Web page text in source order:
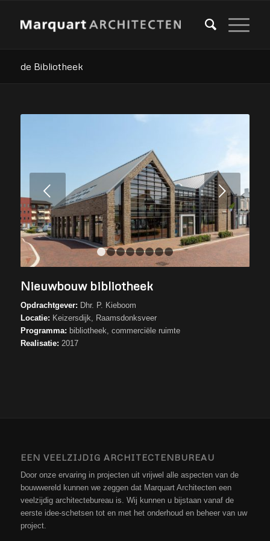
de Bibliotheek
Volgende
1 2 5
Nieuwbouw bibliotheek
Opdrachtgever: Dhr. P. Kieboom
Locatie: Keizersdijk, Raamsdonksveer
Programma: bibliotheek, commerciële ruimte
Realisatie: 2017
EEN VEELZIJDIG ARCHITECTENBUREAU
Door onze ervaring in projecten uit vrijwel alle aspecten van de
bouwwereld kunnen we zeggen dat Marquart Architecten een
veelzijdig architectebureau is. Wij kunnen u bijstaan vanaf de
eerste idee-schetsen tot en met het onderhoud en beheer van uw
project.